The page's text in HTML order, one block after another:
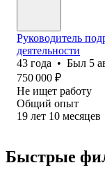
Руководитель
деятельности
43 года • Был 5
750 000 ₽
Не ищет работу
Общий опыт
19 лет 10 месяцев
Быстрые